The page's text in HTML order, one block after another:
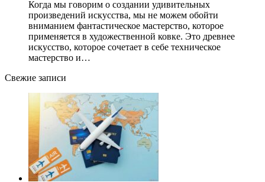
Когда мы говорим о создании удивительных
произведений искусства, мы не можем обойти
вниманием фантастическое мастерство, которое
применяется в художественной ковке. Это древнее
искусство, которое сочетает в себе техническое
мастерство и…
Свежие записи